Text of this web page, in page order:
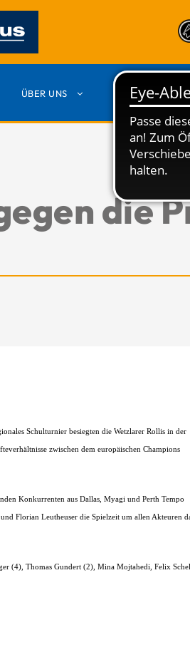
ÜBER UNS PARTNER
die
Schulturnier besiegten die Wetzlarer Rollis in der
zwischen dem europäischen Champions
Konkurrenten aus Dallas, Myagi und Perth Tempo
Florian Leutheuser die Spielzeit um allen Akteuren
(4), Thomas Gundert (2), Mina Mojtahedi, Felix